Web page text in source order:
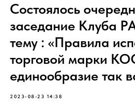
Cостоялось
заседание Клуба
тему : «Правила
торговой марки
единообразие так
2023-08-23 14:38